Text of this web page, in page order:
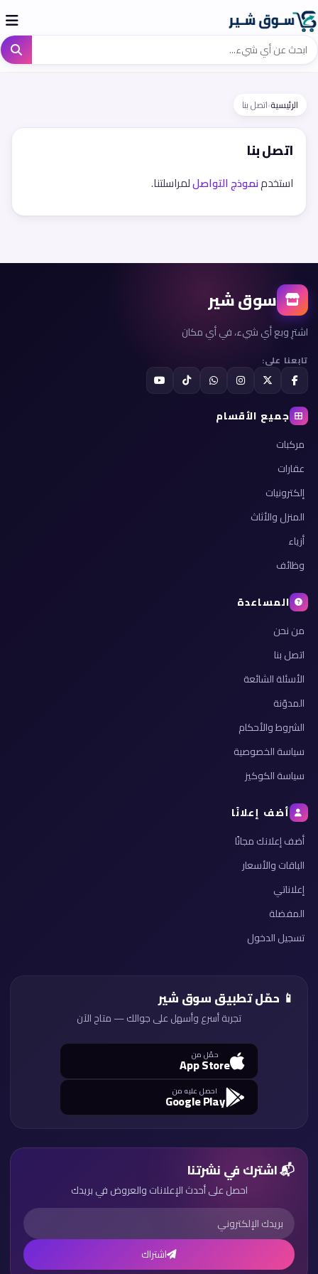
الرئيسية›اتصل بنا
اتصل بنا
استخدمنموذج التواصللمراسلتنا.
سوق شير
اشترِ وبع أي شيء، في أي مكان
تابعنا على:
جميع الأقسام
مركبات
عقارات
إلكترونيات
المنزل والأثاث
أزياء
وظائف
المساعدة
من نحن
اتصل بنا
الأسئلة الشائعة
المدوّنة
الشروط والأحكام
سياسة الخصوصية
سياسة الكوكيز
أضف إعلانًا
أضف إعلانك مجانًا
الباقات والأسعار
إعلاناتي
المفضلة
تسجيل الدخول
📱 حمّل تطبيق سوق شير
تجربة أسرع وأسهل على جوالك — متاح الآن
حمّل من
App Store
احصل عليه من
Google Play
📬 اشترك في نشرتنا
احصل على أحدث الإعلانات والعروض في بريدك
اشتراك